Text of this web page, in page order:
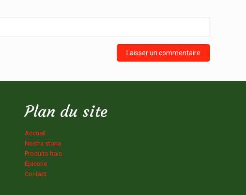
Plan du site
Accueil
Nostra storia
Produits frais
Épicerie
Contact